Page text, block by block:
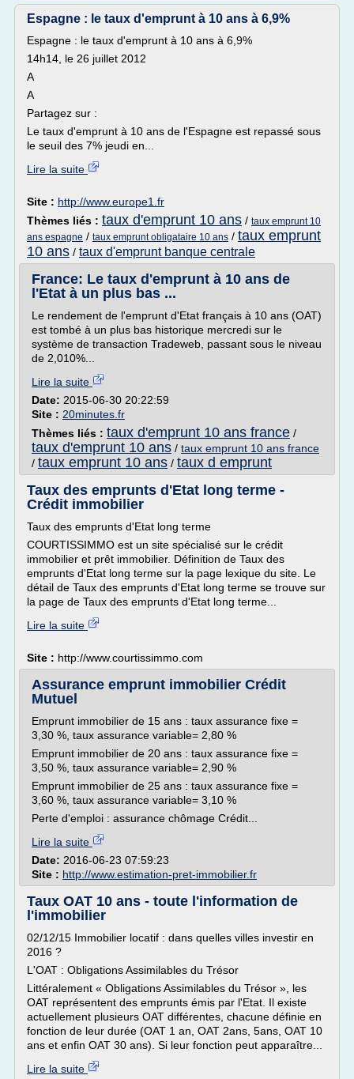
Espagne : le taux d'emprunt à 10 ans à 6,9%
Espagne : le taux d'emprunt à 10 ans à 6,9%
14h14, le 26 juillet 2012
A
A
Partagez sur :
Le taux d'emprunt à 10 ans de l'Espagne est repassé sous
le seuil des 7% jeudi en...
Lire la suite
Site : http://www.europe1.fr
Thèmes liés : taux d'emprunt 10 ans / taux emprunt 10
ans espagne / taux emprunt obligataire 10 ans / taux emprunt
10 ans / taux d'emprunt banque centrale
France: Le taux d'emprunt à 10 ans de
l'Etat à un plus bas ...
Le rendement de l'emprunt d'Etat français à 10 ans (OAT)
est tombé à un plus bas historique mercredi sur le
système de transaction Tradeweb, passant sous le niveau
de 2,010%...
Lire la suite
Date: 2015-06-30 20:22:59
Site : 20minutes.fr
Thèmes liés : taux d'emprunt 10 ans france /
taux d'emprunt 10 ans / taux emprunt 10 ans france
/ taux emprunt 10 ans / taux d emprunt
Taux des emprunts d'Etat long terme -
Crédit immobilier
Taux des emprunts d'Etat long terme
COURTISSIMMO est un site spécialisé sur le crédit
immobilier et prêt immobilier. Définition de Taux des
emprunts d'Etat long terme sur la page lexique du site. Le
détail de Taux des emprunts d'Etat long terme se trouve sur
la page de Taux des emprunts d'Etat long terme...
Lire la suite
Site : http://www.courtissimmo.com
Assurance emprunt immobilier Crédit
Mutuel
Emprunt immobilier de 15 ans : taux assurance fixe =
3,30 %, taux assurance variable= 2,80 %
Emprunt immobilier de 20 ans : taux assurance fixe =
3,50 %, taux assurance variable= 2,90 %
Emprunt immobilier de 25 ans : taux assurance fixe =
3,60 %, taux assurance variable= 3,10 %
Perte d'emploi : assurance chômage Crédit...
Lire la suite
Date: 2016-06-23 07:59:23
Site : http://www.estimation-pret-immobilier.fr
Taux OAT 10 ans - toute l'information de
l'immobilier
02/12/15 Immobilier locatif : dans quelles villes investir en
2016 ?
L'OAT : Obligations Assimilables du Trésor
Littéralement « Obligations Assimilables du Trésor », les
OAT représentent des emprunts émis par l'Etat. Il existe
actuellement plusieurs OAT différentes, chacune définie en
fonction de leur durée (OAT 1 an, OAT 2ans, 5ans, OAT 10
ans et enfin OAT 30 ans). Si leur fonction peut apparaître...
Lire la suite